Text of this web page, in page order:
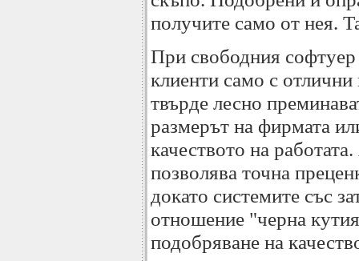
получите само от нея.
При свободния софтуер
клиенти само с
твърде лесно
размерът на фирмата
качеството на
позволява точна
докато системите със
отношение "черна
подобряване на